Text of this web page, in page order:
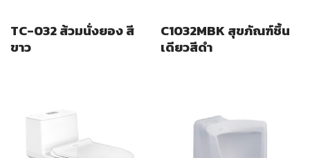
TC-032 ส้วมนั่งยอง สี
ขาว
C1032MBK สุขภัณฑ์ชิ้น
เดียวสีดำ